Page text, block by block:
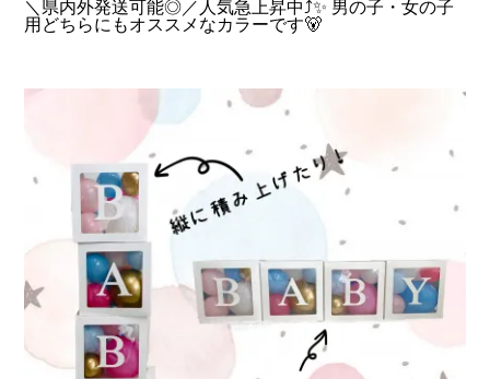
＼県内外発送可能◎／人気急上昇中⤴✨ 男の子・女の子
用どちらにもオススメなカラーです🐻